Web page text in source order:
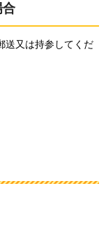
合
送又は持参してくだ